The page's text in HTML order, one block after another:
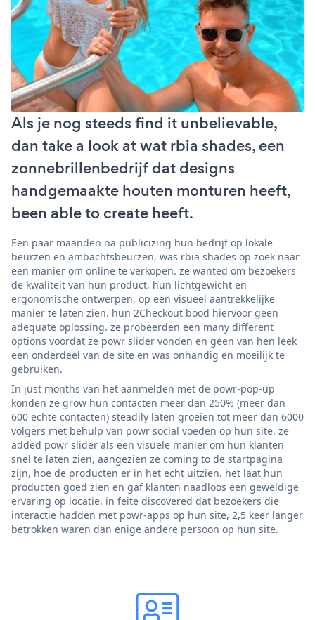
Als je nog steeds find it unbelievable,
dan take a look at wat rbia shades, een
zonnebrillenbedrijf dat designs
handgemaakte houten monturen heeft,
been able to create heeft.
Een paar maanden na publicizing hun bedrijf op lokale
beurzen en ambachtsbeurzen, was rbia shades op zoek naar
een manier om online te verkopen. ze wanted om bezoekers
de kwaliteit van hun product, hun lichtgewicht en
ergonomische ontwerpen, op een visueel aantrekkelijke
manier te laten zien. hun 2Checkout bood hiervoor geen
adequate oplossing. ze probeerden een many different
options voordat ze powr slider vonden en geen van hen leek
een onderdeel van de site en was onhandig en moeilijk te
gebruiken.
In just months van het aanmelden met de powr-pop-up
konden ze grow hun contacten meer dan 250% (meer dan
600 echte contacten) steadily laten groeien tot meer dan 6000
volgers met behulp van powr social voeden op hun site. ze
added powr slider als een visuele manier om hun klanten
snel te laten zien, aangezien ze coming to de startpagina
zijn, hoe de producten er in het echt uitzien. het laat hun
producten goed zien en gaf klanten naadloos een geweldige
ervaring op locatie. in feite discovered dat bezoekers die
interactie hadden met powr-apps op hun site, 2,5 keer langer
betrokken waren dan enige andere persoon op hun site.